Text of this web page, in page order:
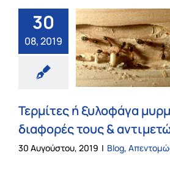
30
08, 2019
Τερμίτες ή ξυλοφάγα
διαφορές τους &
30 Αυγούστου, 2019 | Blog,